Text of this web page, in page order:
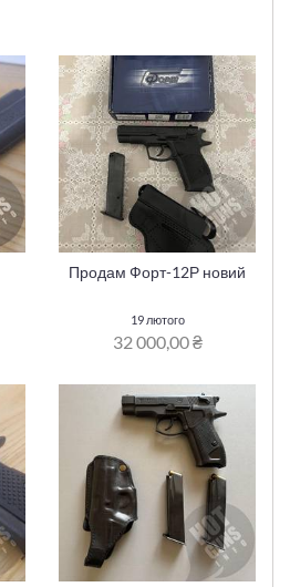
Продам Форт-12Р новий
19 лютого
32 000,00 ₴